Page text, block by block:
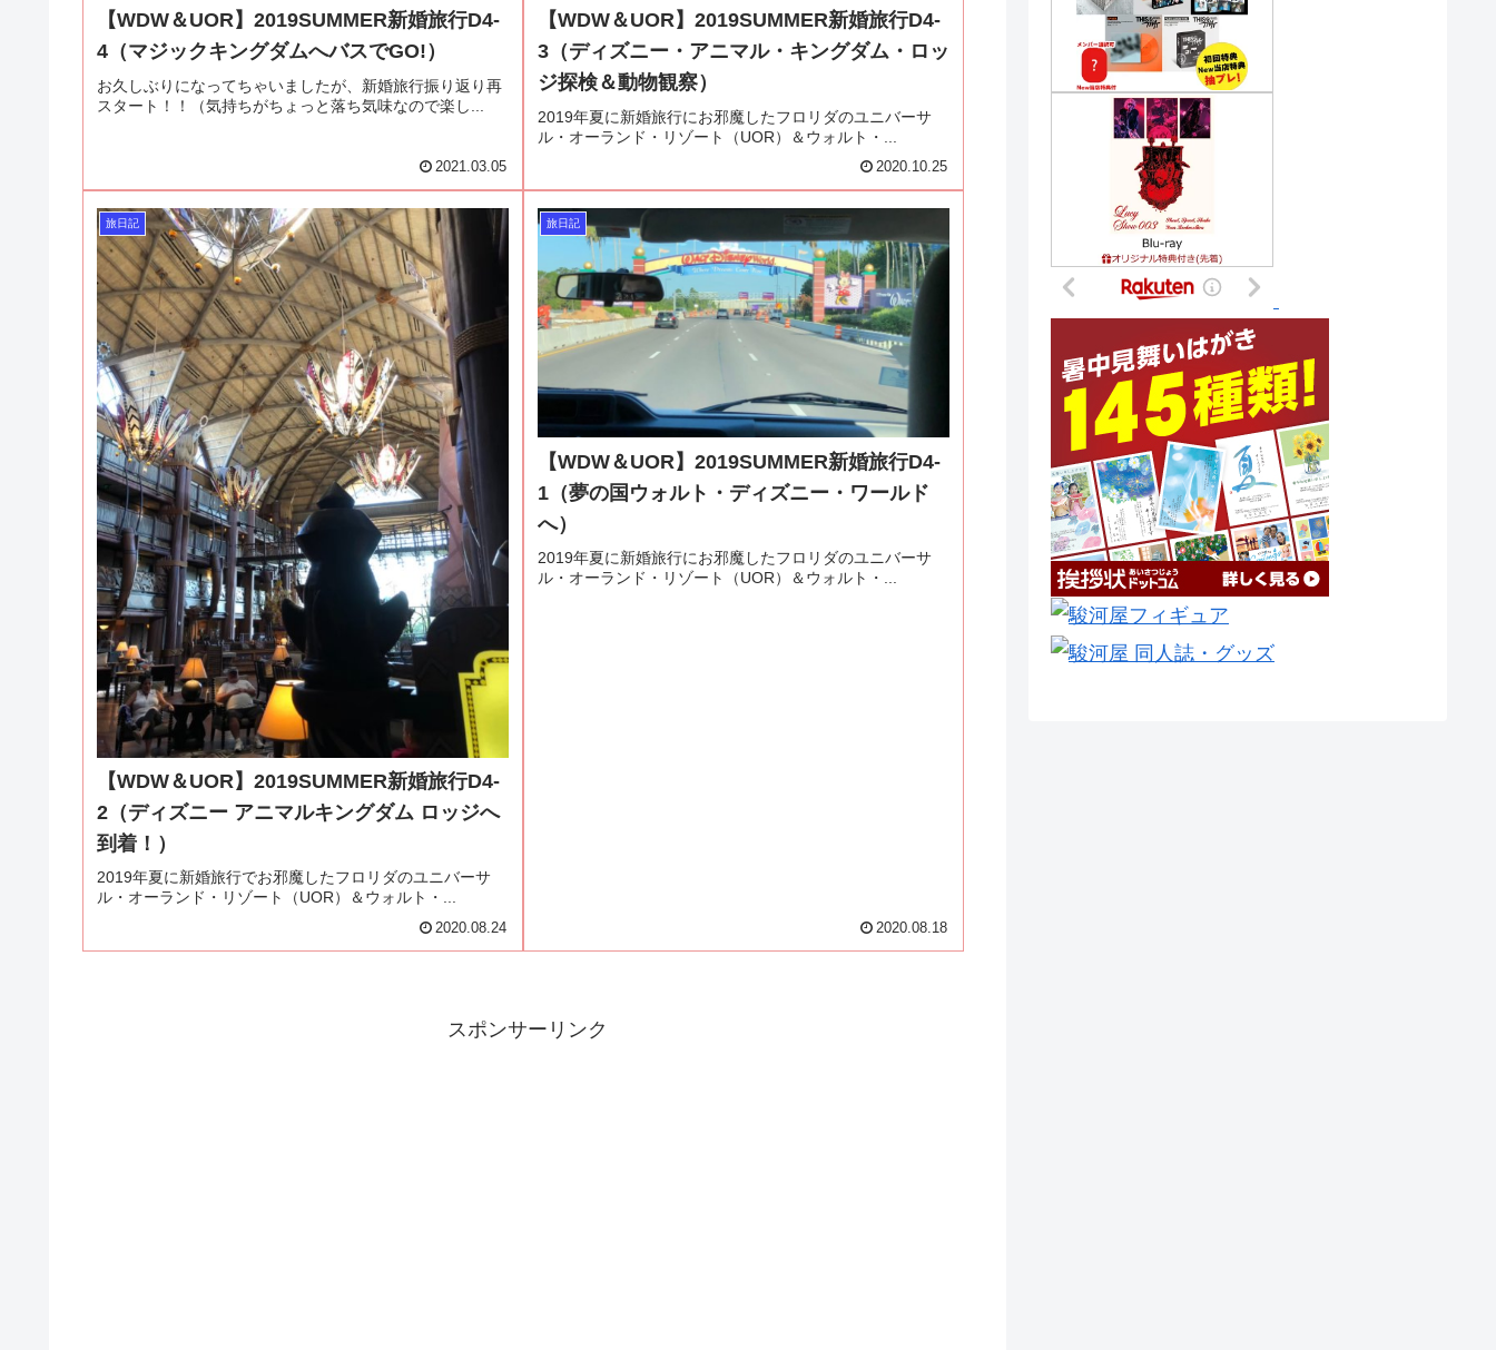
【WDW＆UOR】2019SUMMER新婚旅行D4-
4（マジックキングダムへバスでGO!）
お久しぶりになってちゃいましたが、新婚旅行振り返り再
スタート！！（気持ちがちょっと落ち気味なので楽し...
2021.03.05
【WDW＆UOR】2019SUMMER新婚旅行D4-
3（ディズニー・アニマル・キングダム・ロッ
ジ探検＆動物観察）
2019年夏に新婚旅行にお邪魔したフロリダのユニバーサ
ル・オーランド・リゾート（UOR）＆ウォルト・...
2020.10.25
旅日記
【WDW＆UOR】2019SUMMER新婚旅行D4-
2（ディズニー アニマルキングダム ロッジへ
到着！）
2019年夏に新婚旅行でお邪魔したフロリダのユニバーサ
ル・オーランド・リゾート（UOR）＆ウォルト・...
2020.08.24
旅日記
【WDW＆UOR】2019SUMMER新婚旅行D4-
1（夢の国ウォルト・ディズニー・ワールド
へ）
2019年夏に新婚旅行にお邪魔したフロリダのユニバーサ
ル・オーランド・リゾート（UOR）＆ウォルト・...
2020.08.18
スポンサーリンク